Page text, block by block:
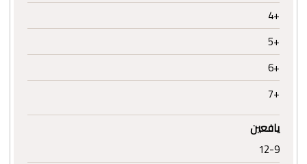
+4
+5
+6
+7
يافعين
12-9